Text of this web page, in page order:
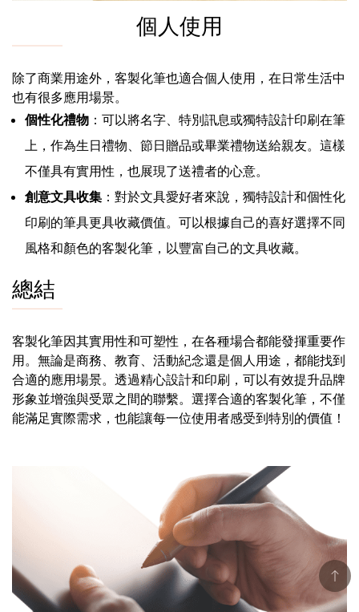
個人使用
除了商業用途外，客製化筆也適合個人使用，在日常生活中
也有很多應用場景。
個性化禮物 ：可以將名字、特別訊息或獨特設計印刷在筆
上，作為生日禮物、節日贈品或畢業禮物送給親友。這樣
不僅具有實用性，也展現了送禮者的心意。
創意文具收集 ：對於文具愛好者來說，獨特設計和個性化
印刷的筆具更具收藏價值。可以根據自己的喜好選擇不同
風格和顏色的客製化筆，以豐富自己的文具收藏。
總結
客製化筆因其實用性和可塑性，在各種場合都能發揮重要作
用。無論是商務、教育、活動紀念還是個人用途，都能找到
合適的應用場景。透過精心設計和印刷，可以有效提升品牌
形象並增強與受眾之間的聯繫。選擇合適的客製化筆，不僅
能滿足實際需求，也能讓每一位使用者感受到特別的價值！